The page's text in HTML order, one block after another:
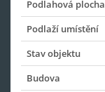
Podlahová plocha
Podlaží umístění
Stav objektu
Budova